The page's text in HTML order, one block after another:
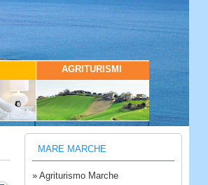
AGRITURISMI
MARE MARCHE
» Agriturismo Marche